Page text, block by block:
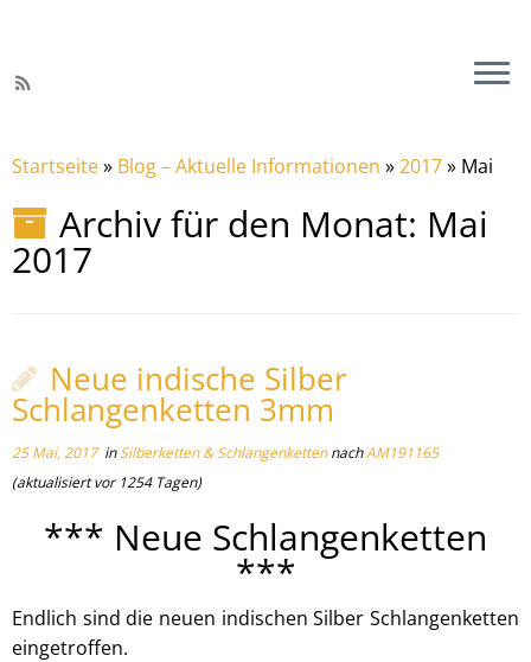
Startseite» Blog – Aktuelle Informationen »2017» Mai
Archiv für den Monat: Mai
2017
Neue indische Silber
Schlangenketten 3mm
25 Mai, 2017inSilberketten & SchlangenkettennachAM191165
(aktualisiert vor 1254 Tagen)
*** Neue Schlangenketten
***
Endlich sind die neuen indischen Silber Schlangenketten
eingetroffen.